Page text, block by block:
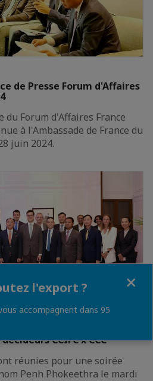
de Presse Forum d'Affaires
du Forum d'Affaires France
à l'Ambassade de France du
juin 2024.
CCIFC x CCC
réunies pour une soirée
Penh Phokeethra le mardi
l'export ?
accompagnent dans 95